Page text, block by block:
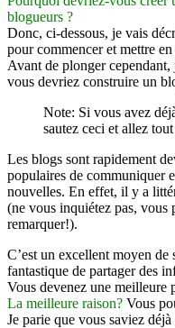
blogueurs ?
Donc, ci-dessous, je vais
pour commencer et mettre
Avant de plonger
vous devriez construire un
Note: Si vous avez
sautez ceci et allez
Les blogs sont rapidement
populaires de communiquer
nouvelles. En effet, il y a
(ne vous inquiétez pas, vous
remarquer!).
C’est un excellent moyen de
fantastique de partager des
Vous devenez une meilleure
La meilleure raison? Vous
Je parie que vous saviez